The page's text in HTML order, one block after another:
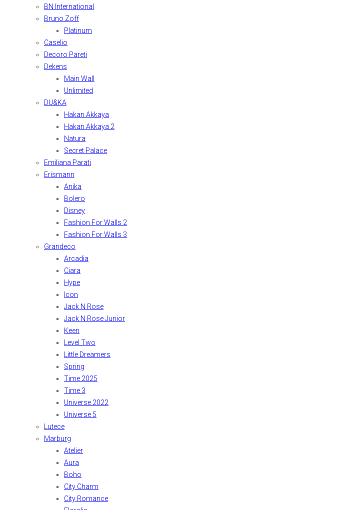
BN International
Bruno Zoff
Platinum
Caselio
Decoro Pareti
Dekens
Main Wall
Unlimited
DU&KA
Hakan Akkaya
Hakan Akkaya 2
Natura
Secret Palace
Emiliana Parati
Erismann
Anika
Bolero
Disney
Fashion For Walls 2
Fashion For Walls 3
Grandeco
Arcadia
Ciara
Hype
Icon
Jack N Rose
Jack N Rose Junior
Keen
Level Two
Little Dreamers
Spring
Time 2025
Time 3
Universe 2022
Universe 5
Lutece
Marburg
Atelier
Aura
Boho
City Charm
City Romance